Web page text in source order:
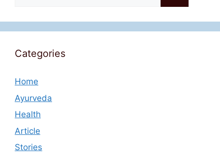
Categories
Home
Ayurveda
Health
Article
Stories